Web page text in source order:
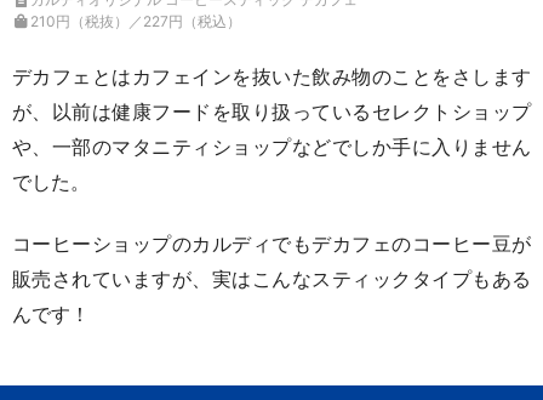
210円（税抜）／227円（税込）
デカフェとはカフェインを抜いた飲み物のことをさします
が、以前は健康フードを取り扱っているセレクトショップ
や、一部のマタニティショップなどでしか手に入りません
でした。
コーヒーショップのカルディでもデカフェのコーヒー豆が
販売されていますが、実はこんなスティックタイプもある
んです！